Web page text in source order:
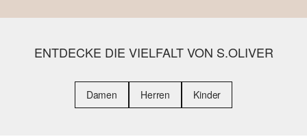
ENTDECKE DIE VIELFALT VON S.OLIVER
Damen Herren Kinder